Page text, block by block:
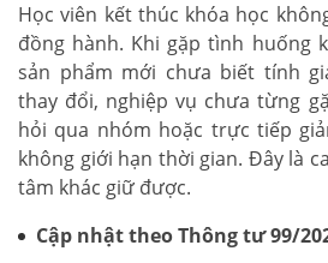
Học viên kết thúc khóa học
đồng hành. Khi gặp tình huống
sản phẩm mới chưa biết tính
thay đổi, nghiệp vụ chưa từng
hỏi qua nhóm hoặc trực tiếp
không giới hạn thời gian. Đây là
tâm khác giữ được.
Cập nhật theo Thông tư 99/